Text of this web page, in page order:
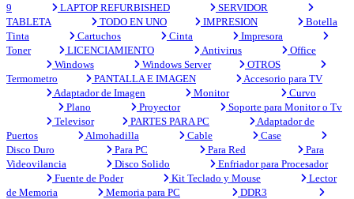
9
LAPTOP REFURBISHED
SERVIDOR
TABLETA
TODO EN UNO IMPRESION
Botella
Tinta
Cartuchos Cinta
Impresora
Toner
LICENCIAMIENTO Antivirus
Office
Windows
Windows Server
OTROS
Termometro
PANTALLA E IMAGEN
Accesorio para TV
Adaptador de Imagen
Monitor
Curvo
Plano
Proyector
Soporte para Monitor o Tv
Televisor
PARTES PARA PC
Adaptador de
Puertos
Almohadilla Cable
Case
Disco Duro
Para PC Para Red
Para
Videovilancia
Disco Solido
Enfriador para Procesador
Fuente de Poder
Kit Teclado y Mouse
Lector
de Memoria
Memoria para PC
DDR3